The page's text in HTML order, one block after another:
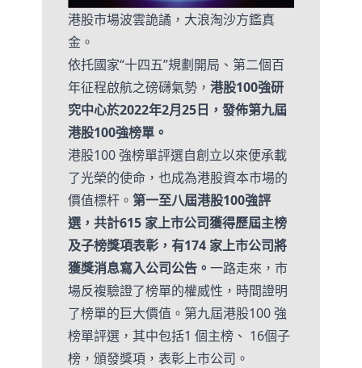
港股市場波雲詭譎，大浪淘沙方鑑真
金。
依托國家“十四五”規劃開局、第二個百
年征程啟航之磅礴氣勢， 港股100強研
究中心於2022年2月25日，發佈第九屆
港股100強榜單。
港股100 強榜單評選自創立以來便承載
了光榮的使命，也成為港股資本市場的
價值標杆。 第一至八屆港股100強評
選，共計615 家上市公司獲得歷屆主榜
及子榜獎項表彰，有174 家上市公司將
獲獎消息寫入公司公告。 一路走來，市
場反複驗證了榜單的權威性，時間證明
了榜單的巨大價值。第九屆港股100 強
榜單評選，其中包括1 個主榜、 16個子
榜，頒發獎項，表彰上市公司。